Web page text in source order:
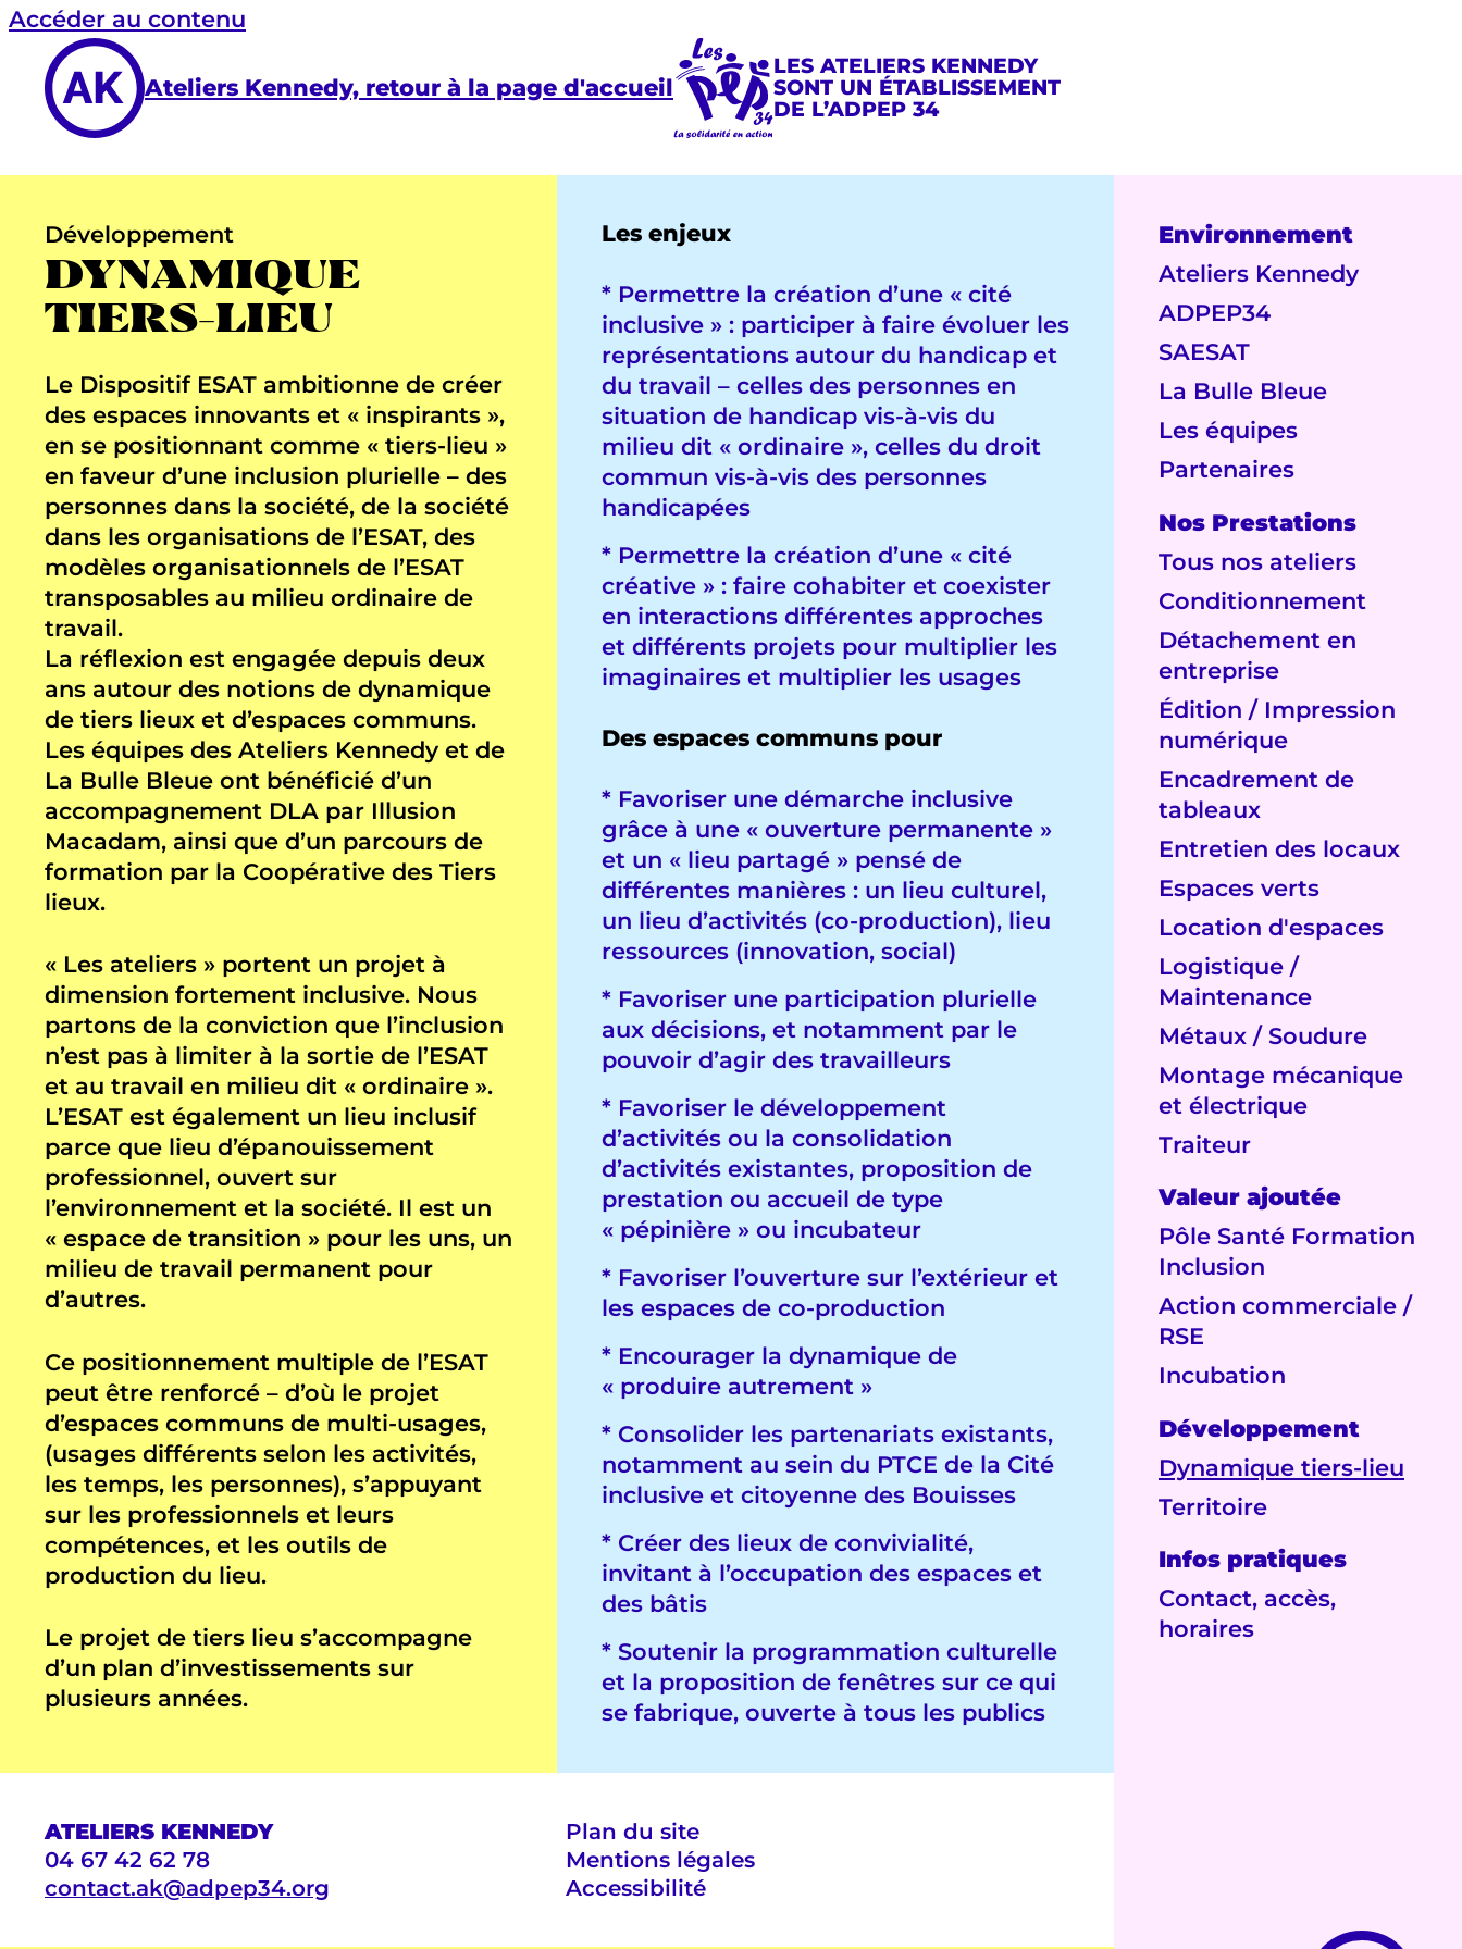
Accéder au contenu
Ateliers Kennedy, retour à la page d'accueil
LES ATELIERS KENNEDY
SONT UN ÉTABLISSEMENT
DE L’ADPEP 34
Environnement
Ateliers Kennedy
ADPEP34
SAESAT
La Bulle Bleue
Les équipes
Partenaires
Nos Prestations
Tous nos ateliers
Conditionnement
Détachement en
entreprise
Édition / Impression
numérique
Encadrement de
tableaux
Entretien des locaux
Espaces verts
Location d'espaces
Logistique /
Maintenance
Métaux / Soudure
Montage mécanique
et électrique
Traiteur
Valeur ajoutée
Pôle Santé Formation
Inclusion
Action commerciale /
RSE
Incubation
Développement
Dynamique tiers-lieu
Territoire
Infos pratiques
Contact, accès,
horaires
Développement
DYNAMIQUE
TIERS-LIEU
Le Dispositif ESAT ambitionne de créer
des espaces innovants et « inspirants »,
en se positionnant comme « tiers-lieu »
en faveur d’une inclusion plurielle – des
personnes dans la société, de la société
dans les organisations de l’ESAT, des
modèles organisationnels de l’ESAT
transposables au milieu ordinaire de
travail.
La réflexion est engagée depuis deux
ans autour des notions de dynamique
de tiers lieux et d’espaces communs.
Les équipes des Ateliers Kennedy et de
La Bulle Bleue ont bénéficié d’un
accompagnement DLA par Illusion
Macadam, ainsi que d’un parcours de
formation par la Coopérative des Tiers
lieux.
« Les ateliers » portent un projet à
dimension fortement inclusive. Nous
partons de la conviction que l’inclusion
n’est pas à limiter à la sortie de l’ESAT
et au travail en milieu dit « ordinaire ».
L’ESAT est également un lieu inclusif
parce que lieu d’épanouissement
professionnel, ouvert sur
l’environnement et la société. Il est un
« espace de transition » pour les uns, un
milieu de travail permanent pour
d’autres.
Ce positionnement multiple de l’ESAT
peut être renforcé – d’où le projet
d’espaces communs de multi-usages,
(usages différents selon les activités,
les temps, les personnes), s’appuyant
sur les professionnels et leurs
compétences, et les outils de
production du lieu.
Le projet de tiers lieu s’accompagne
d’un plan d’investissements sur
plusieurs années.
Les enjeux
* Permettre la création d’une « cité
inclusive » : participer à faire évoluer les
représentations autour du handicap et
du travail – celles des personnes en
situation de handicap vis-à-vis du
milieu dit « ordinaire », celles du droit
commun vis-à-vis des personnes
handicapées
* Permettre la création d’une « cité
créative » : faire cohabiter et coexister
en interactions différentes approches
et différents projets pour multiplier les
imaginaires et multiplier les usages
Des espaces communs pour
* Favoriser une démarche inclusive
grâce à une « ouverture permanente »
et un « lieu partagé » pensé de
différentes manières : un lieu culturel,
un lieu d’activités (co-production), lieu
ressources (innovation, social)
* Favoriser une participation plurielle
aux décisions, et notamment par le
pouvoir d’agir des travailleurs
* Favoriser le développement
d’activités ou la consolidation
d’activités existantes, proposition de
prestation ou accueil de type
« pépinière » ou incubateur
* Favoriser l’ouverture sur l’extérieur et
les espaces de co-production
* Encourager la dynamique de
« produire autrement »
* Consolider les partenariats existants,
notamment au sein du PTCE de la Cité
inclusive et citoyenne des Bouisses
* Créer des lieux de convivialité,
invitant à l’occupation des espaces et
des bâtis
* Soutenir la programmation culturelle
et la proposition de fenêtres sur ce qui
se fabrique, ouverte à tous les publics
ATELIERS KENNEDY
04 67 42 62 78
contact.ak@adpep34.org
Plan du site
Mentions légales
Accessibilité